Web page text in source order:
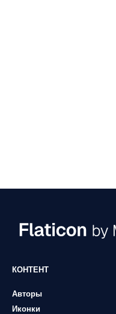
КОНТЕНТ
Авторы
Иконки